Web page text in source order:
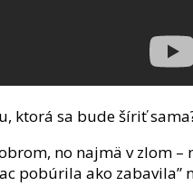
sa bude šíriť
no najmä v zlom –
pobúrila ako zabavila”